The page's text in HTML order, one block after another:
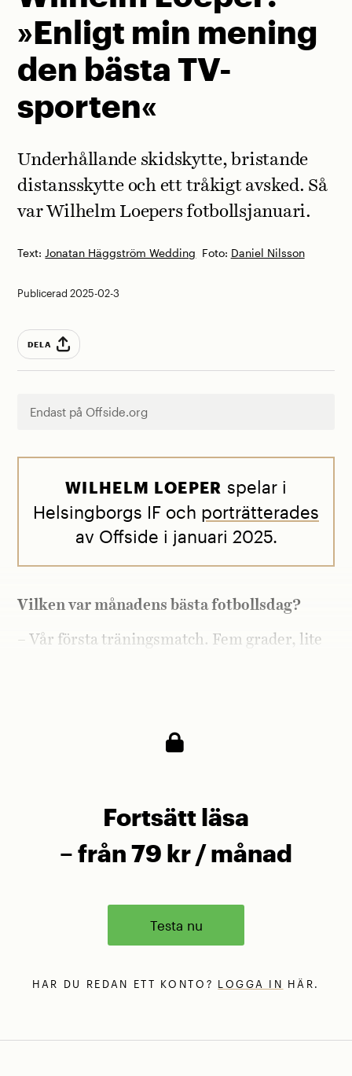
»Enligt min mening
den bästa TV-
sporten«
Text: Jonatan Häggström Wedding Foto: Daniel Nilsson
Underhållande skidskytte, bristande
distansskytte och ett tråkigt avsked. Så
var Wilhelm Loepers fotbollsjanuari.
Publicerad 2025-02-3
DELA
Endast på Offside.org
WILHELM LOEPER spelar i
Helsingborgs IF och porträtterades
av Offside i januari 2025.
Vilken var månadens bästa fotbollsdag?
– Vår första träningsmatch. Fem grader, lite
Fortsätt läsa
– från 79 kr / månad
Testa nu
HAR DU REDAN ETT KONTO? LOGGA IN HÄR.